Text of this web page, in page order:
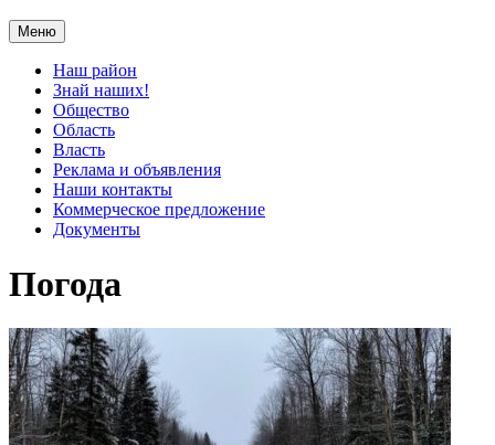
Меню
Наш район
Знай наших!
Общество
Область
Власть
Реклама и объявления
Наши контакты
Коммерческое предложение
Документы
Погода